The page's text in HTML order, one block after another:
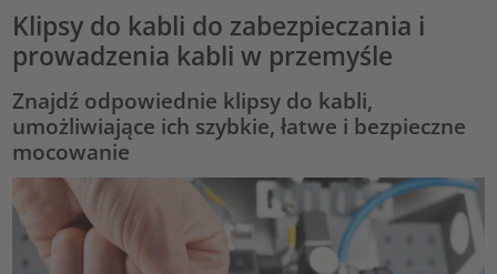
Klipsy do kabli do zabezpieczania i
prowadzenia kabli w przemyśle
Znajdź odpowiednie klipsy do kabli,
umożliwiające ich szybkie, łatwe i bezpieczne
mocowanie